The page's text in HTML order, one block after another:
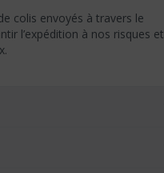
colis envoyés à travers le
l’expédition à nos risques et